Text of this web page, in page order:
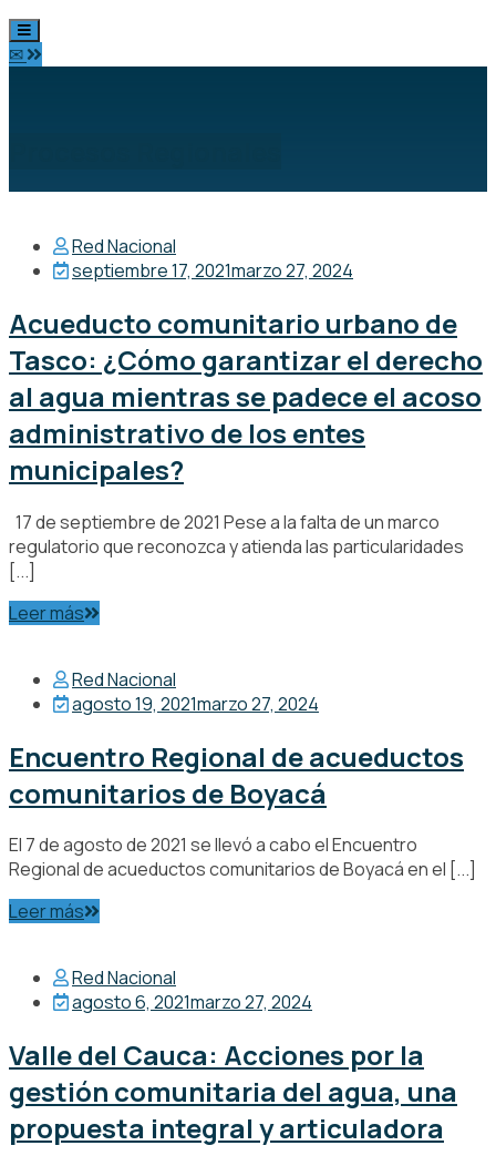
✉
Red Nacional
septiembre 17, 2021marzo 27, 2024
Acueducto comunitario urbano de
Tasco: ¿Cómo garantizar el derecho
al agua mientras se padece el acoso
administrativo de los entes
municipales?
17 de septiembre de 2021 Pese a la falta de un marco
regulatorio que reconozca y atienda las particularidades
[...]
Leer más
Red Nacional
agosto 19, 2021marzo 27, 2024
Encuentro Regional de acueductos
comunitarios de Boyacá
El 7 de agosto de 2021 se llevó a cabo el Encuentro
Regional de acueductos comunitarios de Boyacá en el [...]
Leer más
Red Nacional
agosto 6, 2021marzo 27, 2024
Valle del Cauca: Acciones por la
gestión comunitaria del agua, una
propuesta integral y articuladora